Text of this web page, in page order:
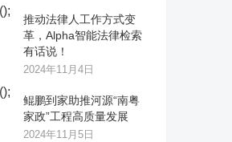
推动法律人工作方式变
革，Alpha智能法律检索
有话说！
2024年11月4日
鲲鹏到家助推河源“南粤
家政”工程高质量发展
2024年11月5日